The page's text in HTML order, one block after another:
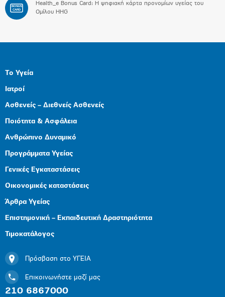
BONUS
CARD
Health_e Bonus Card: H ψηφιακή κάρτα προνομίων υγείας του
Ομίλου HHG
Το Υγεία
Ιατροί
Ασθενείς – Διεθνείς Ασθενείς
Ποιότητα & Ασφάλεια
Ανθρώπινο Δυναμικό
Προγράμματα Υγείας
Γενικές Εγκαταστάσεις
Οικονομικές καταστάσεις
Άρθρα Υγείας
Επιστημονική – Εκπαιδευτική Δραστηριότητα
Τιμοκατάλογος
Πρόσβαση στο ΥΓΕΙΑ
Επικοινωνήστε μαζί μας
210 6867000